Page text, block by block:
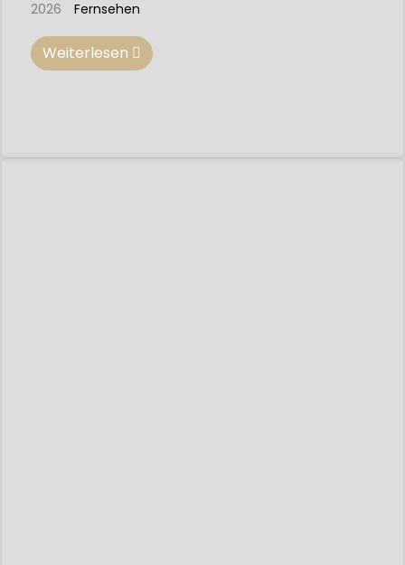
2026 Fernsehen
Weiterlesen